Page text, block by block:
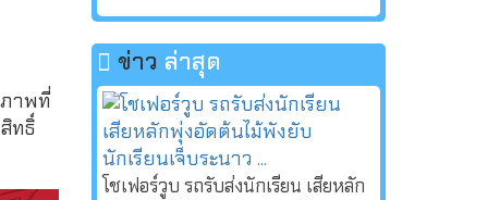
าพที่
ทธิ์
ข่าว ล่าสุด
โชเฟอร์วูบ รถรับส่งนักเรียน เสียหลัก